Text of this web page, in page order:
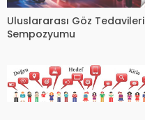
Uluslararası Göz Tedavileri
Sempozyumu